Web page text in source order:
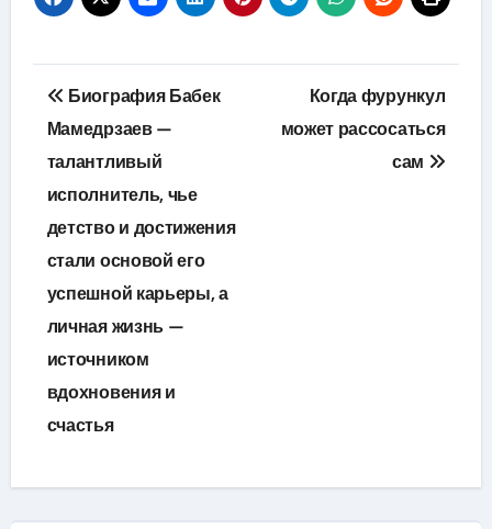
Навигация
по
записям
Биография Бабек
Мамедрзаев —
талантливый
исполнитель, чье
детство и достижения
стали основой его
успешной карьеры, а
личная жизнь —
источником
вдохновения и
счастья
Когда фурункул
может рассосаться
сам